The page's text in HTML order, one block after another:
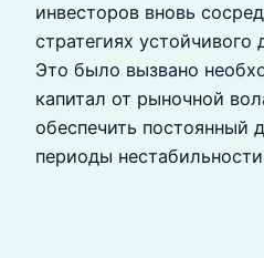
инвесторов вновь
стратегиях устойчивого
Это было вызвано
капитал от рыночной
обеспечить постоянный
периоды